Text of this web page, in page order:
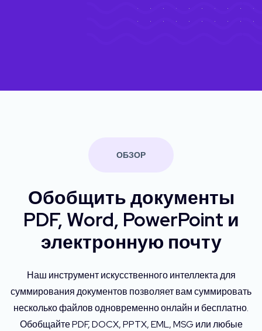
ОБЗОР
Обобщить документы
PDF, Word, PowerPoint и
электронную почту
Наш инструмент искусственного интеллекта для
суммирования документов позволяет вам суммировать
несколько файлов одновременно онлайн и бесплатно.
Обобщайте PDF, DOCX, PPTX, EML, MSG или любые